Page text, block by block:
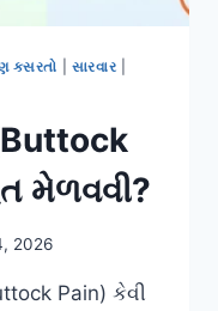
કસરતો સારવાર
મેળવવી?
2026
Pain) કેવી